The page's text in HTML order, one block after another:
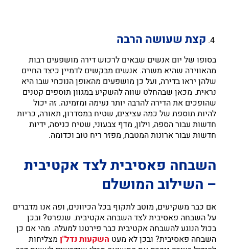
קצת שעושה הרבה
בסופו של יום אנשים שבאים לרכוש דירה מושפעים רבות
מהאווירה שהיא משרה. אנשים מבקשים לדמיין כיצד החיים
שלהן יראו בדירה, ועל כן מושפעים מהאופן הנוכחי שבו היא
נראית. מכאן שבהחלט שווה להשקיע במגוון תוספים קטנים
שהופכים את הדירה להרבה יותר נעימה ומזמינה. זה יכול
להיות תוספת של כמה עציצים, שטיח במסדרון, תאורה, כריות
חדשות עבור הספה, וילון, מדף צבעוני, שטיח כניסה, ידיות
חדשות עבור ארונות המטבח, מפזר ריח טוב וכדומה.
השבחה פאסיבית לצד אקטיבית
– השילוב המושלם
אם כבר משקיעים, מוטב לתקוף בכל הכיוונים, ופה אנו מדברים
על השבחה פאסיבית לצד השבחה אקטיבית. שנפרט? ובכן
בכול הנוגע להשבחה אקטיבית כבר פירטנו למעלה. מהי אם כן
השבחה פאסיבית? ובכן לא מעט השקעות נדל"ן מצליחות